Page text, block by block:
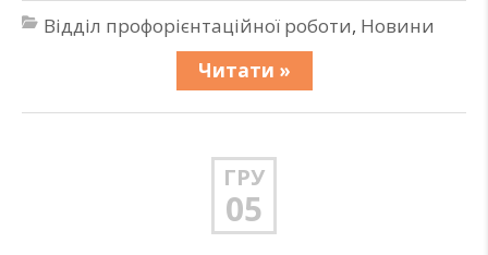
Відділ профорієнтаційної роботи, Новини
Читати »
ГРУ
05